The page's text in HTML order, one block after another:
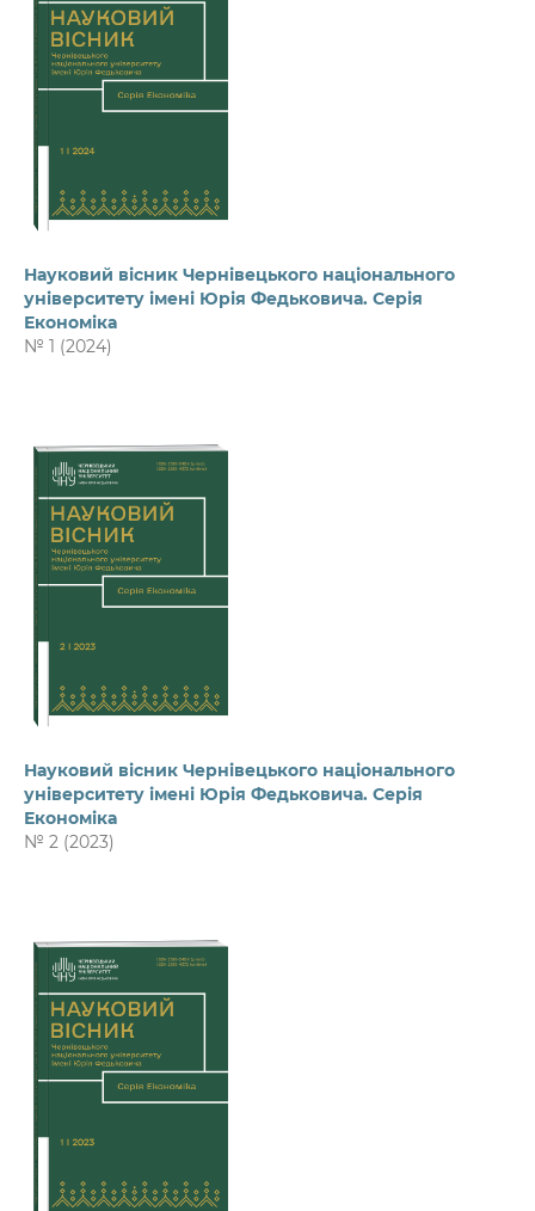
Науковий вісник Чернівецького національного
університету імені Юрія Федьковича. Серія
Економіка
№ 1 (2024)
Науковий вісник Чернівецького національного
університету імені Юрія Федьковича. Серія
Економіка
№ 2 (2023)